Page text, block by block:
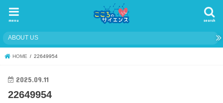
search
menu
ABOUT US
HOME 22649954
2025.09.11
22649954